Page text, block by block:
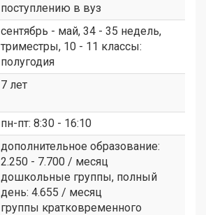
поступлению в вуз
сентябрь - май, 34 - 35 недель,
триместры, 10 - 11 классы:
полугодия
7 лет
пн-пт: 8:30 - 16:10
дополнительное образование:
2.250 - 7.700 / месяц
дошкольные группы, полный
день: 4.655 / месяц
группы кратковременного